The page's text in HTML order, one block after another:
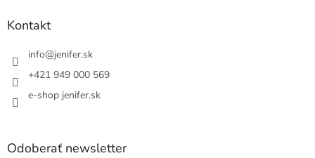
Kontakt
info@jenifer.sk
+421 949 000 569
e-shop jenifer.sk
Odoberať newsletter